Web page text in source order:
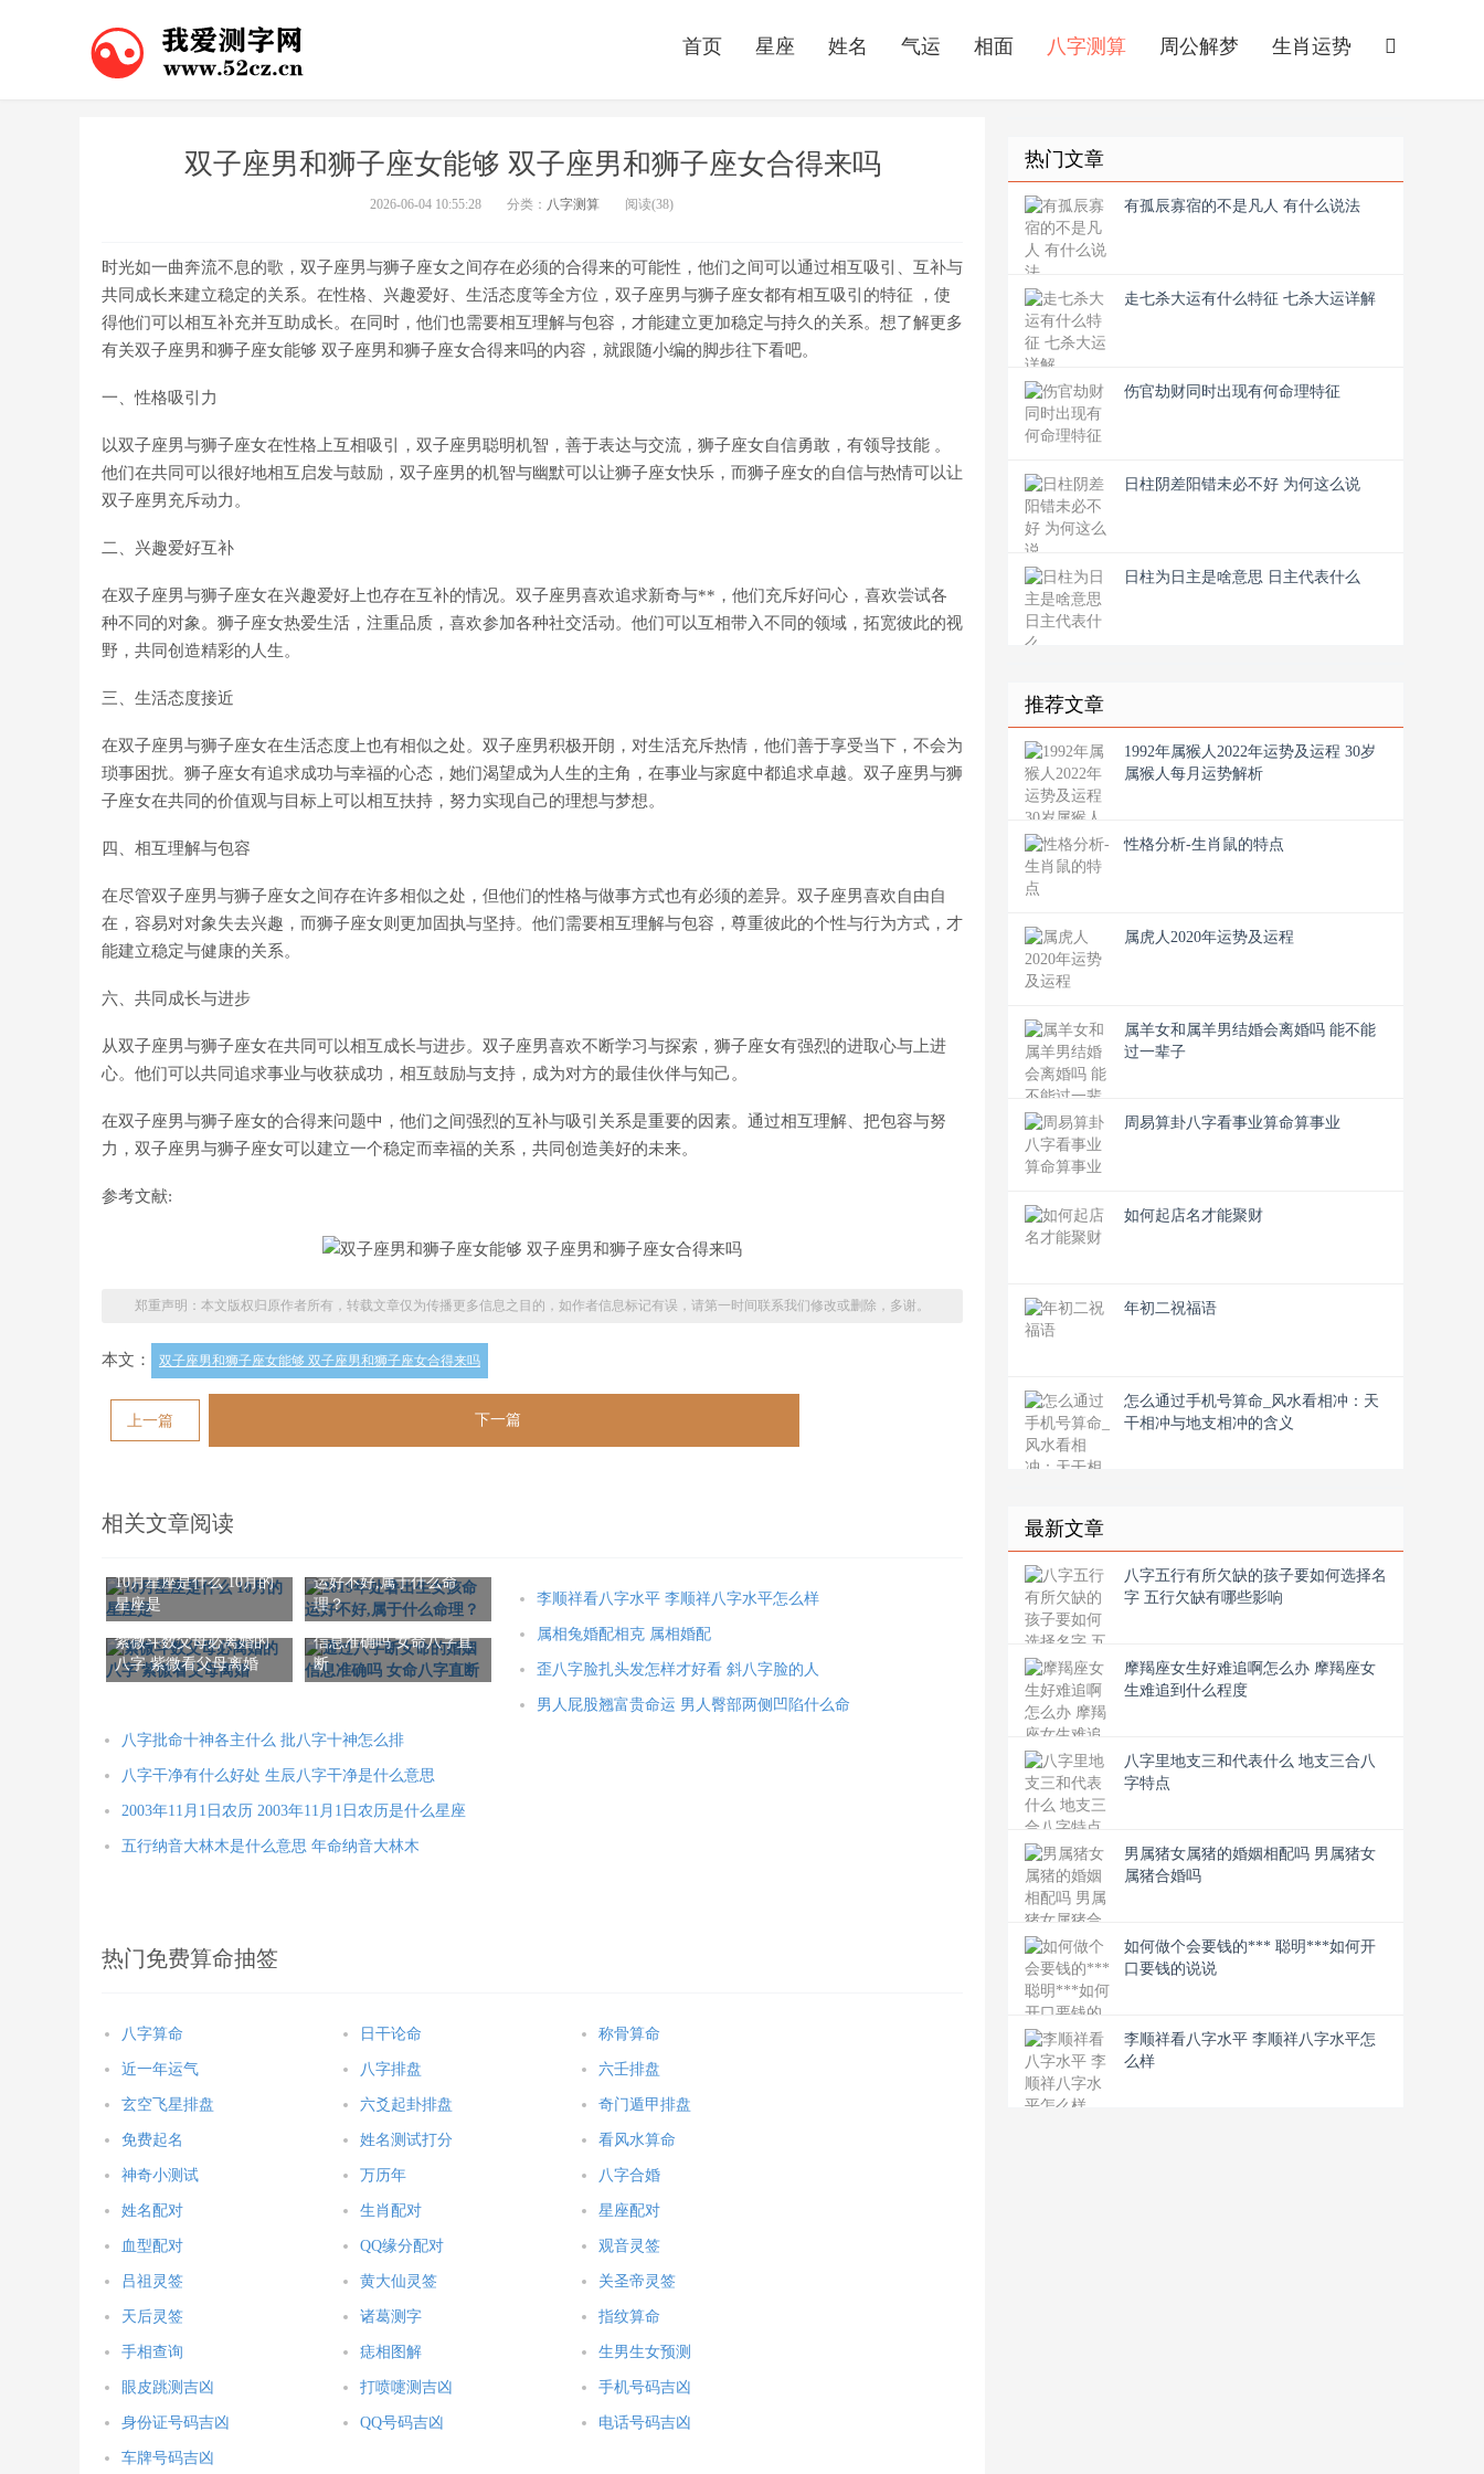
首页 星座 姓名 气运 相面 八字测算 周公解梦 生肖运势
双子座男和狮子座女能够 双子座男和狮子座女合得来吗
2026-06-04 10:55:28 分类： 八字测算 阅读(38)
时光如一曲奔流不息的歌，双子座男与狮子座女之间存在必须的合得来的可能性，他们之间可以通过相互吸引、互补与
共同成长来建立稳定的关系。在性格、兴趣爱好、生活态度等全方位，双子座男与狮子座女都有相互吸引的特征 ，使
得他们可以相互补充并互助成长。在同时，他们也需要相互理解与包容，才能建立更加稳定与持久的关系。想了解更多
有关双子座男和狮子座女能够 双子座男和狮子座女合得来吗的内容，就跟随小编的脚步往下看吧。
一、性格吸引力
以双子座男与狮子座女在性格上互相吸引，双子座男聪明机智，善于表达与交流，狮子座女自信勇敢，有领导技能 。
他们在共同可以很好地相互启发与鼓励，双子座男的机智与幽默可以让狮子座女快乐，而狮子座女的自信与热情可以让
双子座男充斥动力。
二、兴趣爱好互补
在双子座男与狮子座女在兴趣爱好上也存在互补的情况。双子座男喜欢追求新奇与**，他们充斥好问心，喜欢尝试各
种不同的对象。狮子座女热爱生活，注重品质，喜欢参加各种社交活动。他们可以互相带入不同的领域，拓宽彼此的视
野，共同创造精彩的人生。
三、生活态度接近
在双子座男与狮子座女在生活态度上也有相似之处。双子座男积极开朗，对生活充斥热情，他们善于享受当下，不会为
琐事困扰。狮子座女有追求成功与幸福的心态，她们渴望成为人生的主角，在事业与家庭中都追求卓越。双子座男与狮
子座女在共同的价值观与目标上可以相互扶持，努力实现自己的理想与梦想。
四、相互理解与包容
在尽管双子座男与狮子座女之间存在许多相似之处，但他们的性格与做事方式也有必须的差异。双子座男喜欢自由自
在，容易对对象失去兴趣，而狮子座女则更加固执与坚持。他们需要相互理解与包容，尊重彼此的个性与行为方式，才
能建立稳定与健康的关系。
六、共同成长与进步
从双子座男与狮子座女在共同可以相互成长与进步。双子座男喜欢不断学习与探索，狮子座女有强烈的进取心与上进
心。他们可以共同追求事业与收获成功，相互鼓励与支持，成为对方的最佳伙伴与知己。
在双子座男与狮子座女的合得来问题中，他们之间强烈的互补与吸引关系是重要的因素。通过相互理解、把包容与努
力，双子座男与狮子座女可以建立一个稳定而幸福的关系，共同创造美好的未来。
参考文献:
郑重声明：本文版权归原作者所有，转载文章仅为传播更多信息之目的，如作者信息标记有误，请第一时间联系我们修改或删除，多谢。
本文： 双子座男和狮子座女能够 双子座男和狮子座女合得来吗
上一篇 下一篇
相关文章阅读
10月星座是什么 10月的
星座是
运好不好,属于什么命
理？
紫微斗数父母必离婚的
八字 紫微看父母离婚
通过八字断女命的婚姻
信息准确吗 女命八字直
断
李顺祥看八字水平 李顺祥八字水平怎么样
属相兔婚配相克 属相婚配
歪八字脸扎头发怎样才好看 斜八字脸的人
男人屁股翘富贵命运 男人臀部两侧凹陷什么命
八字批命十神各主什么 批八字十神怎么排
八字干净有什么好处 生辰八字干净是什么意思
2003年11月1日农历 2003年11月1日农历是什么星座
五行纳音大林木是什么意思 年命纳音大林木
热门免费算命抽签
八字算命 日干论命 称骨算命
近一年运气 八字排盘 六壬排盘
玄空飞星排盘 六爻起卦排盘 奇门遁甲排盘
免费起名 姓名测试打分 看风水算命
神奇小测试 万历年 八字合婚
姓名配对 生肖配对 星座配对
血型配对 QQ缘分配对 观音灵签
吕祖灵签 黄大仙灵签 关圣帝灵签
天后灵签 诸葛测字 指纹算命
手相查询 痣相图解 生男生女预测
眼皮跳测吉凶 打喷嚏测吉凶 手机号码吉凶
身份证号码吉凶 QQ号码吉凶 电话号码吉凶
车牌号码吉凶
热门文章
有孤辰寡宿的不是凡人 有什么说法
走七杀大运有什么特征 七杀大运详解
伤官劫财同时出现有何命理特征
日柱阴差阳错未必不好 为何这么说
日柱为日主是啥意思 日主代表什么
推荐文章
1992年属猴人2022年运势及运程 30岁
属猴人每月运势解析
性格分析-生肖鼠的特点
属虎人2020年运势及运程
属羊女和属羊男结婚会离婚吗 能不能
过一辈子
周易算卦八字看事业算命算事业
如何起店名才能聚财
年初二祝福语
怎么通过手机号算命_风水看相冲：天
干相冲与地支相冲的含义
最新文章
八字五行有所欠缺的孩子要如何选择名
字 五行欠缺有哪些影响
摩羯座女生好难追啊怎么办 摩羯座女
生难追到什么程度
八字里地支三和代表什么 地支三合八
字特点
男属猪女属猪的婚姻相配吗 男属猪女
属猪合婚吗
如何做个会要钱的*** 聪明***如何开
口要钱的说说
李顺祥看八字水平 李顺祥八字水平怎
么样